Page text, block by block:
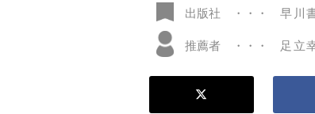
出版社
早川
推薦者 足立